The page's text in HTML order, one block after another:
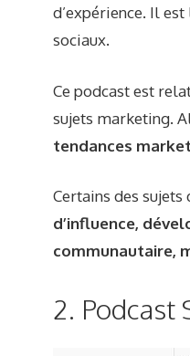
d’expérience. Il
sociaux.
Ce podcast est
sujets marketing.
tendances
Certains des
d’influence,
communautaire,
2. Podcast